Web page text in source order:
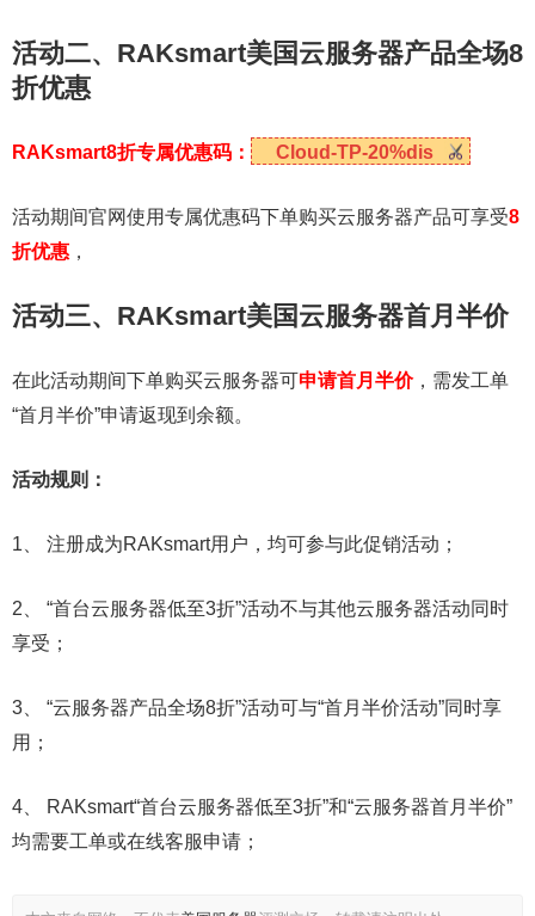
活动二、RAKsmart美国云服务器产品全场8
折优惠
RAKsmart8折专属优惠码： Cloud-TP-20%dis
活动期间官网使用专属优惠码下单购买云服务器产品可享受8
折优惠 ，
活动三、RAKsmart美国云服务器首月半价
在此活动期间下单购买云服务器可申请首月半价，需发工单
“首月半价”申请返现到余额。
活动规则：
1、 注册成为RAKsmart用户，均可参与此促销活动；
2、 “首台云服务器低至3折”活动不与其他云服务器活动同时
享受；
3、 “云服务器产品全场8折”活动可与“首月半价活动”同时享
用；
4、 RAKsmart“首台云服务器低至3折”和“云服务器首月半价”
均需要工单或在线客服申请；